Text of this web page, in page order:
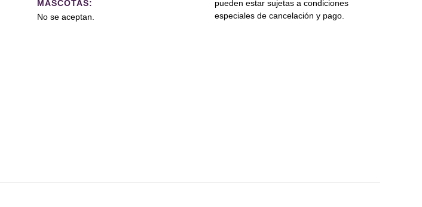
MASCOTAS:
No se aceptan.
pueden estar sujetas a condiciones
especiales de cancelación y pago.